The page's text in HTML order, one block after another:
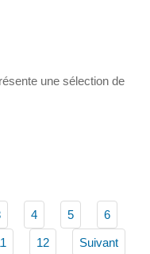
une sélection de
4 5 6
12 Suivant